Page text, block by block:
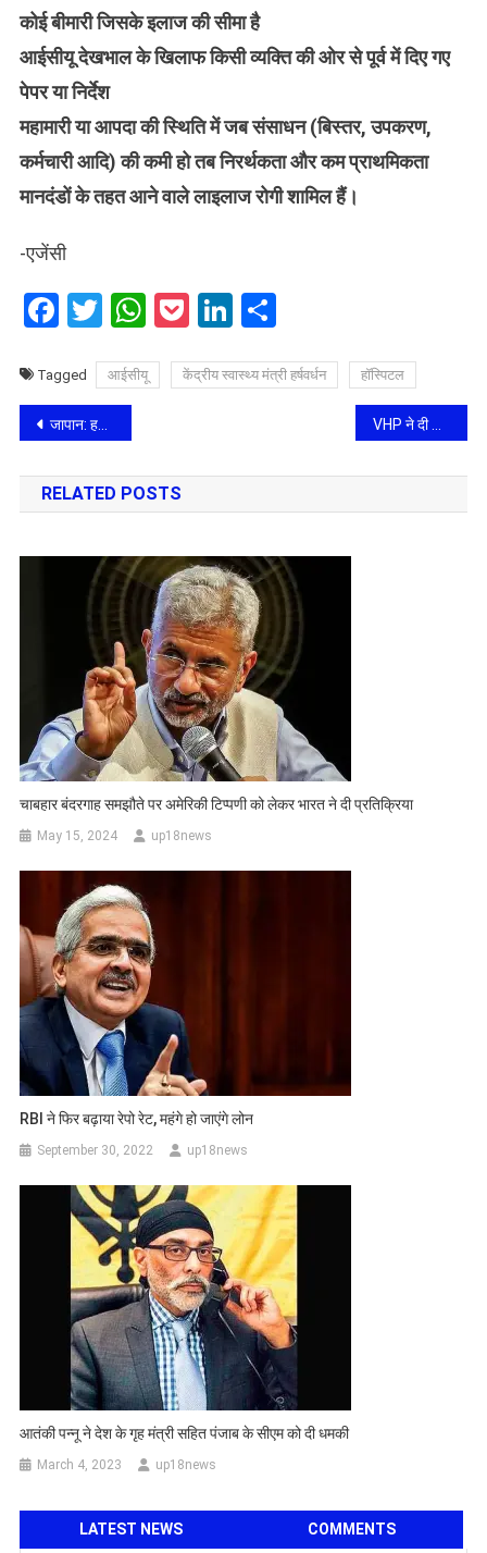
कोई बीमारी जिसके इलाज की सीमा है
आईसीयू देखभाल के खिलाफ किसी व्यक्ति की ओर से पूर्व में दिए गए
पेपर या निर्देश
महामारी या आपदा की स्थिति में जब संसाधन (बिस्तर, उपकरण,
कर्मचारी आदि) की कमी हो तब निरर्थकता और कम प्राथमिकता
मानदंडों के तहत आने वाले लाइलाज रोगी शामिल हैं।
-एजेंसी
Facebook
Twitter
WhatsApp
PocketLinkedIn
Share
Tagged आईसीयू केंद्रीय स्वास्थ्य मंत्री हर्षवर्धन हॉस्पिटल
Post
navigation
जापान: हनेडा एयरपोर्ट पर विमानों की टक्कर में 5 अधिकारियों के मारे जाने की पुष्टि
RELATED POSTS
चाबहार बंदरगाह समझौते पर अमेरिकी टिप्पणी को लेकर भारत ने दी प्रतिक्रिया
May 15, 2024 up18news
RBI ने फिर बढ़ाया रेपो रेट, महंगे हो जाएंगे लोन
September 30, 2022 up18news
आतंकी पन्नू ने देश के गृह मंत्री सहित पंजाब के सीएम को दी धमकी
March 4, 2023 up18news
LATEST NEWS COMMENTS